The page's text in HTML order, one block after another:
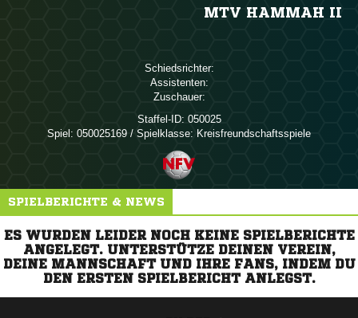
MTV HAMMAH II
Schiedsrichter:
Assistenten:
Zuschauer:
Staffel-ID: 050025
Spiel: 050025169 / Spielklasse: Kreisfreundschaftsspiele
SPIELBERICHTE & NEWS
ES WURDEN LEIDER NOCH KEINE SPIELBERICHTE
ANGELEGT. UNTERSTÜTZE DEINEN VEREIN,
DEINE MANNSCHAFT UND IHRE FANS, INDEM DU
DEN ERSTEN SPIELBERICHT ANLEGST.